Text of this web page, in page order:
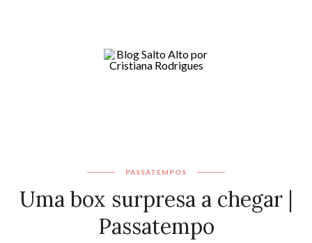
PASSATEMPOS
Uma box surpresa a chegar |
Passatempo